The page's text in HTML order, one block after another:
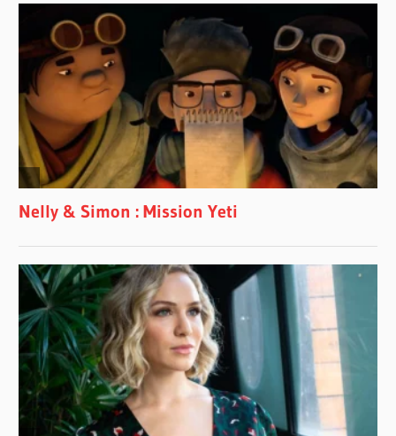
PELGAG
LAURENT
SAULNIER
LOTO-
QUÉBEC
PIERRE
LAPOINTE
VOISINE